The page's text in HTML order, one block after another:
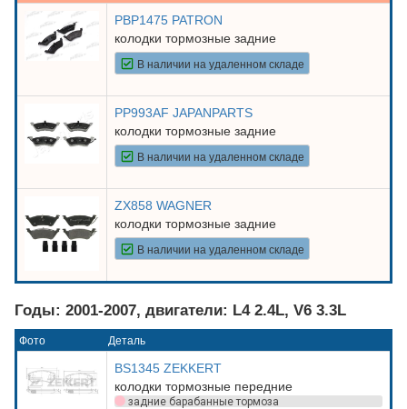
PBP1475 PATRON
колодки тормозные задние
В наличии на удаленном складе
PP993AF JAPANPARTS
колодки тормозные задние
В наличии на удаленном складе
ZX858 WAGNER
колодки тормозные задние
В наличии на удаленном складе
Годы: 2001-2007, двигатели: L4 2.4L, V6 3.3L
Фото Деталь
BS1345 ZEKKERT
колодки тормозные передние
задние барабанные тормоза